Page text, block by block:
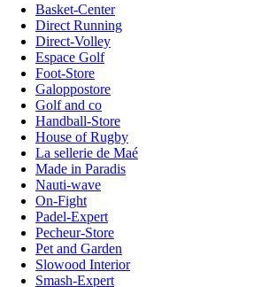
Basket-Center
Direct Running
Direct-Volley
Espace Golf
Foot-Store
Galoppostore
Golf and co
Handball-Store
House of Rugby
La sellerie de Maé
Made in Paradis
Nauti-wave
On-Fight
Padel-Expert
Pecheur-Store
Pet and Garden
Slowood Interior
Smash-Expert